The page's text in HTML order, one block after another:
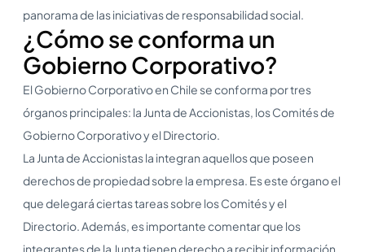
panorama de las iniciativas de responsabilidad social.
¿Cómo se conforma un
Gobierno Corporativo?
El Gobierno Corporativo en Chile se conforma por tres
órganos principales: la Junta de Accionistas, los Comités de
Gobierno Corporativo y el Directorio.
La Junta de Accionistas la integran aquellos que poseen
derechos de propiedad sobre la empresa. Es este órgano el
que delegará ciertas tareas sobre los Comités y el
Directorio. Además, es importante comentar que los
integrantes de la Junta tienen derecho a recibir información